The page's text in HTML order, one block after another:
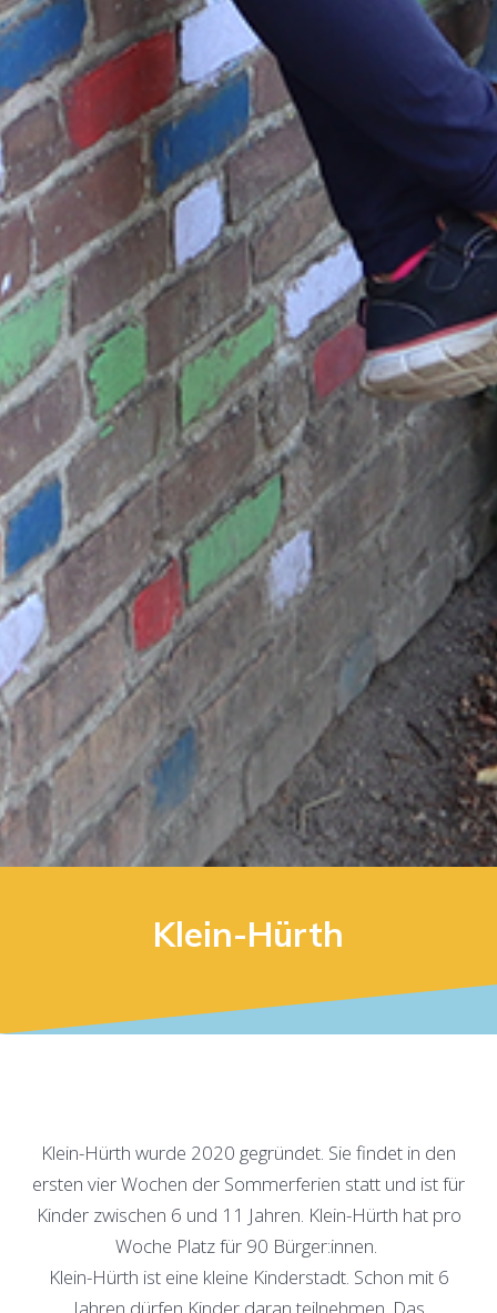
Klein-Hürth
Klein-Hürth wurde 2020 gegründet. Sie findet in den
ersten vier Wochen der Sommerferien statt und ist für
Kinder zwischen 6 und 11 Jahren. Klein-Hürth hat pro
Woche Platz für 90 Bürger:innen.
Klein-Hürth ist eine kleine Kinderstadt. Schon mit 6